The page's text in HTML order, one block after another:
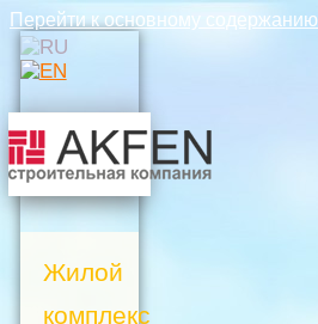
Перейти к основному содержанию
Жилой
комплекс